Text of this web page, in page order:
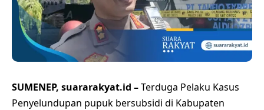
SUMENEP, suararakyat.id –Terduga Pelaku Kasus
Penyelundupan pupuk bersubsidi di Kabupaten